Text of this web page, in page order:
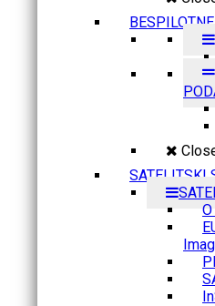
SATELITSKI